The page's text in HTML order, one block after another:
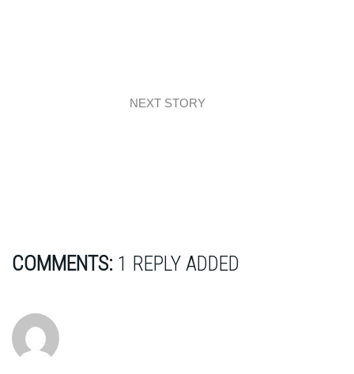
NEXT STORY
COMMENTS: 1 REPLY ADDED